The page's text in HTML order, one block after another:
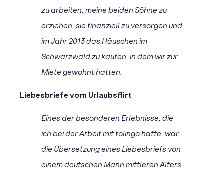
zu arbeiten, meine beiden Söhne zu
erziehen, sie finanziell zu versorgen und
im Jahr 2013 das Häuschen im
Schwarzwald zu kaufen, in dem wir zur
Miete gewohnt hatten.
Liebesbriefe vom Urlaubsflirt
Eines der besonderen Erlebnisse, die
ich bei der Arbeit mit tolingo hatte, war
die Übersetzung eines Liebesbriefs von
einem deutschen Mann mittleren Alters